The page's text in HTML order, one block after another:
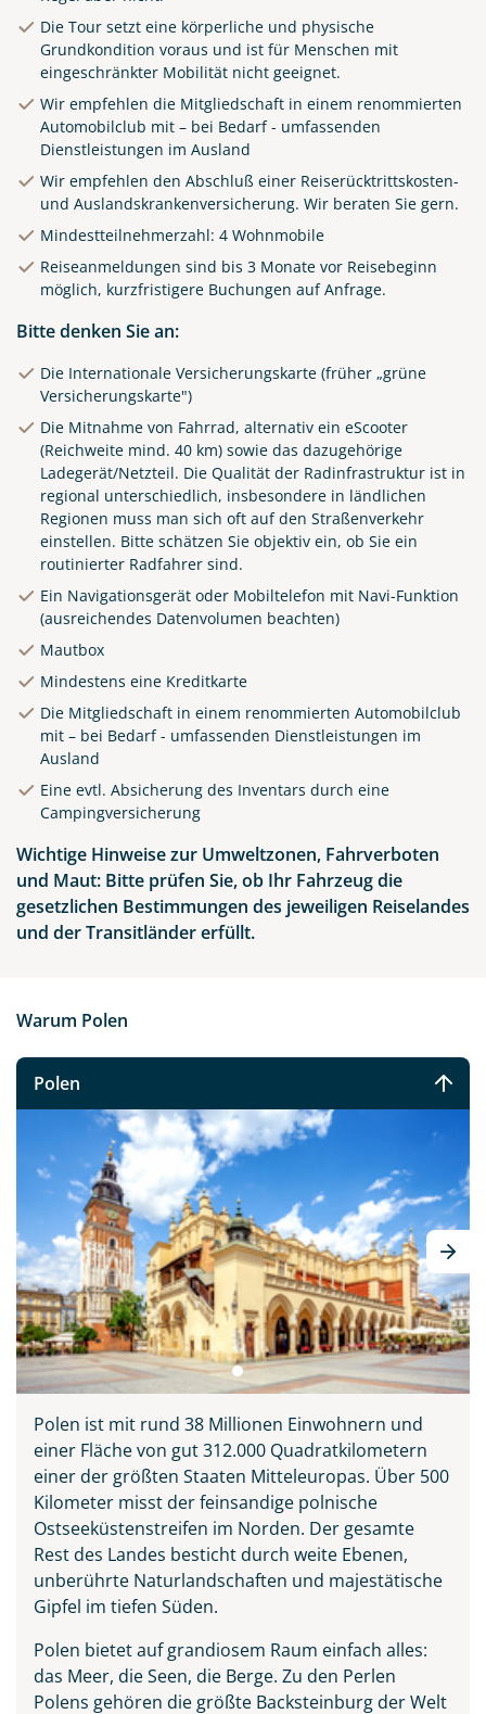
Panorama von Breslau
©dudlajzov - stock.adobe.com
Die Tour setzt eine körperliche und physische
Grundkondition voraus und ist für Menschen mit
eingeschränkter Mobilität nicht geeignet.
Wir empfehlen die Mitgliedschaft in einem renommierten
Automobilclub mit – bei Bedarf - umfassenden
Dienstleistungen im Ausland
Wir empfehlen den Abschluß einer Reiserücktrittskosten-
und Auslandskrankenversicherung. Wir beraten Sie gern.
Mindestteilnehmerzahl: 4 Wohnmobile
Reiseanmeldungen sind bis 3 Monate vor Reisebeginn
möglich, kurzfristigere Buchungen auf Anfrage.
Bitte denken Sie an:
Die Internationale Versicherungskarte (früher „grüne
Versicherungskarte")
Die Mitnahme von Fahrrad, alternativ ein eScooter
(Reichweite mind. 40 km) sowie das dazugehörige
Ladegerät/Netzteil. Die Qualität der Radinfrastruktur ist in
regional unterschiedlich, insbesondere in ländlichen
Regionen muss man sich oft auf den Straßenverkehr
einstellen. Bitte schätzen Sie objektiv ein, ob Sie ein
routinierter Radfahrer sind.
Ein Navigationsgerät oder Mobiltelefon mit Navi-Funktion
(ausreichendes Datenvolumen beachten)
Mautbox
Mindestens eine Kreditkarte
Die Mitgliedschaft in einem renommierten Automobilclub
mit – bei Bedarf - umfassenden Dienstleistungen im
Ausland
Eine evtl. Absicherung des Inventars durch eine
Campingversicherung
Wichtige Hinweise zur Umweltzonen, Fahrverboten
und Maut: Bitte prüfen Sie, ob Ihr Fahrzeug die
gesetzlichen Bestimmungen des jeweiligen Reiselandes
und der Transitländer erfüllt.
Warum Polen
Polen
Polen ist mit rund 38 Millionen Einwohnern und
einer Fläche von gut 312.000 Quadratkilometern
einer der größten Staaten Mitteleuropas. Über 500
Kilometer misst der feinsandige polnische
Ostseeküstenstreifen im Norden. Der gesamte
Rest des Landes besticht durch weite Ebenen,
unberührte Naturlandschaften und majestätische
Gipfel im tiefen Süden.
Polen bietet auf grandiosem Raum einfach alles:
das Meer, die Seen, die Berge. Zu den Perlen
Polens gehören die größte Backsteinburg der Welt